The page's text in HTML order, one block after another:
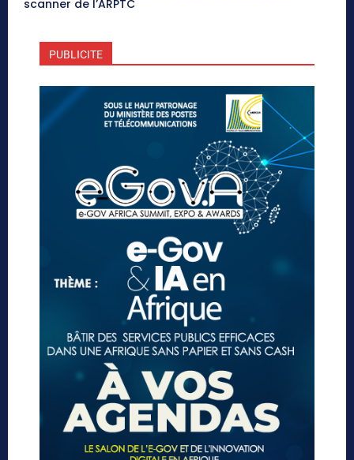
scanner de l’ARPTC
PUBLICITE